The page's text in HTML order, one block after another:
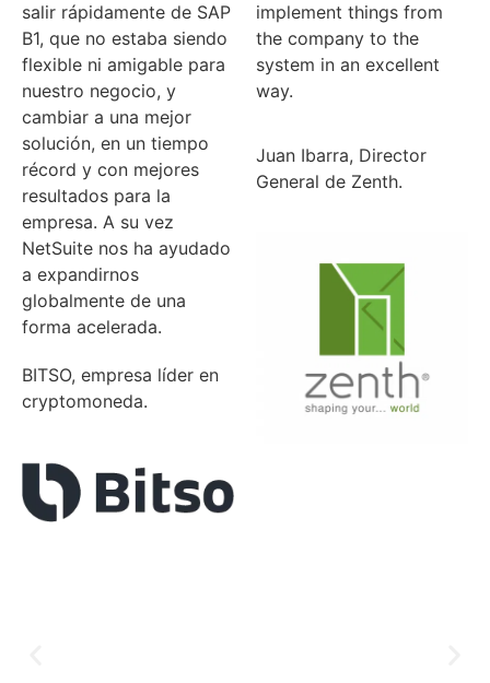
salir rápidamente de SAP
B1, que no estaba siendo
flexible ni amigable para
nuestro negocio, y
cambiar a una mejor
solución, en un tiempo
récord y con mejores
resultados para la
empresa. A su vez
NetSuite nos ha ayudado
a expandirnos
globalmente de una
forma acelerada.
BITSO, empresa líder en
cryptomoneda.
implement things from
the company to the
system in an excellent
way.
Juan Ibarra, Director
General de Zenth.